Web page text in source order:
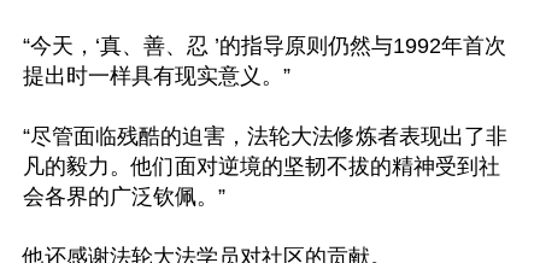
“今天，‘真、善、忍 ’的指导原则仍然与1992年首次
提出时一样具有现实意义。”
“尽管面临残酷的迫害，法轮大法修炼者表现出了非
凡的毅力。他们面对逆境的坚韧不拔的精神受到社
会各界的广泛钦佩。”
他还感谢法轮大法学员对社区的贡献。